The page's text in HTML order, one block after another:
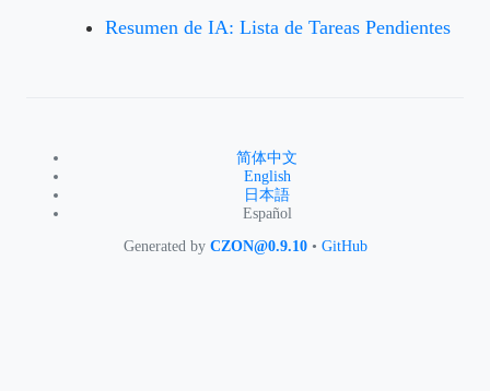
Resumen de IA: Lista de Tareas Pendientes
简体中文
English
日本語
Español
Generated by CZON@0.9.10• GitHub